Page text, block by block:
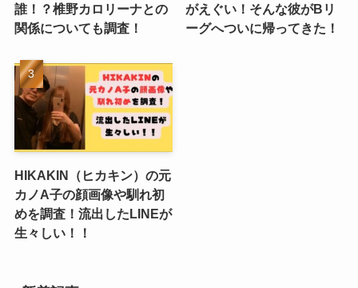
誰！？椎野カロリーナとの
関係についても調査！
がえぐい！そんな彼がBリ
ーグへついに帰ってきた！
HIKAKIN（ヒカキン）の元
カノA子の顔画像や馴れ初
めを調査！流出したLINEが
生々しい！！